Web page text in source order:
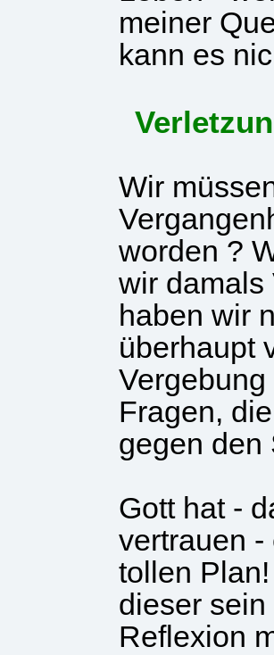
meiner
kann es
Wir
worden ?
wir damals
haben wir
überhaupt
Fragen,
gegen den
Gott hat -
vertrauen
tollen
dieser
Reflexion